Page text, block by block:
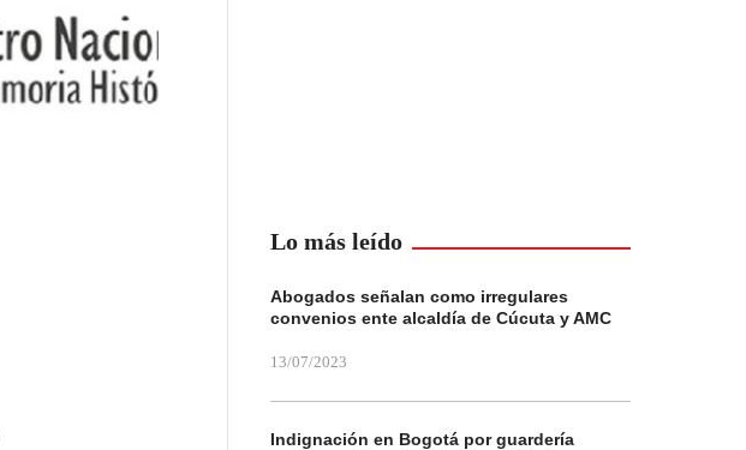
Lo más leído
Abogados señalan como irregulares
convenios ente alcaldía de Cúcuta y AMC
13/07/2023
Indignación en Bogotá por guardería